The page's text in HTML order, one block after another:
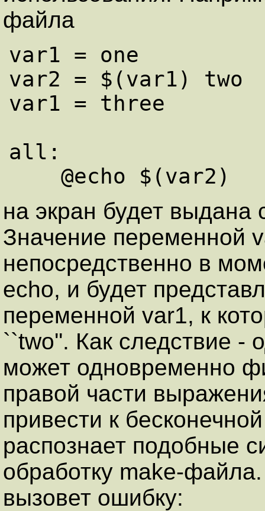
файла
var1 = one
var2 = $(var1) two
var1 = three
all:
на экран будет выдана
Значение переменной
непосредственно в
echo, и будет
переменной var1, к
``two''. Как следствие -
может одновременно
правой части
привести к
распознает подобные
обработку make-
вызовет ошибку: